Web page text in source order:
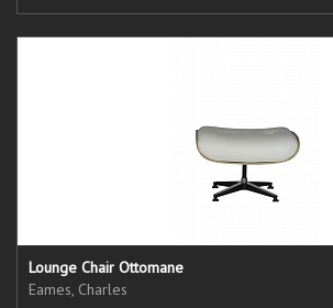
Lounge Chair Ottomane
Eames, Charles